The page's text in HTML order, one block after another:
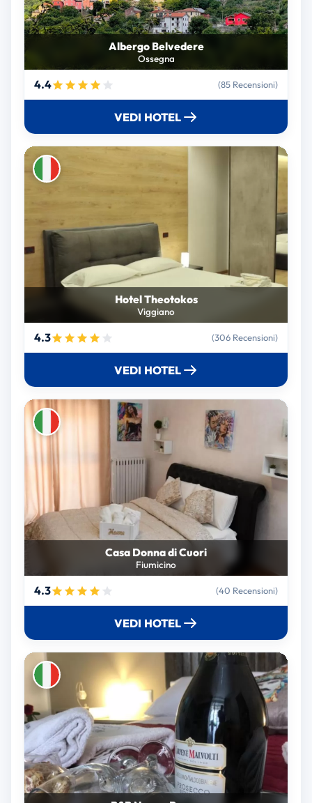
Albergo Belvedere
Ossegna
4.4 (85 Recensioni)
VEDI HOTEL
Hotel Theotokos
Viggiano
4.3 (306 Recensioni)
VEDI HOTEL
Casa Donna di Cuori
Fiumicino
4.3 (40 Recensioni)
VEDI HOTEL